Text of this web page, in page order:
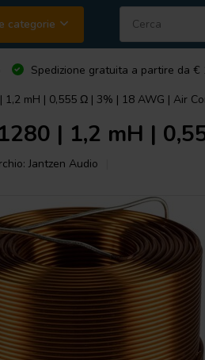
categorie
Spedizione gratuita a partire da €
1,2 mH | 0,555 Ω | 3% | 18 AWG | Air
| 1,2 mH |
Jantzen Audio